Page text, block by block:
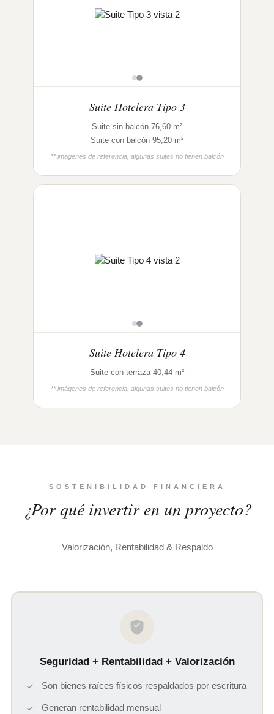
Suite Hotelera Tipo 3
Suite sin balcón 76,60 m²
Suite con balcón 95,20 m²
** imágenes de referencia, algunas suites no tienen balcón
Suite Hotelera Tipo 4
Suite con terraza 40,44 m²
** imágenes de referencia, algunas suites no tienen balcón
SOSTENIBILIDAD FINANCIERA
¿Por qué invertir en un proyecto?
Valorización, Rentabilidad & Respaldo
Seguridad + Rentabilidad + Valorización
Son bienes raíces físicos respaldados por escritura
Generan rentabilidad mensual